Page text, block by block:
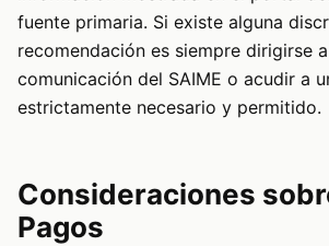
fuente primaria. Si existe alguna
recomendación es siempre dirigirse
comunicación del SAIME o acudir a
estrictamente necesario y permitido.
Consideraciones
Pagos